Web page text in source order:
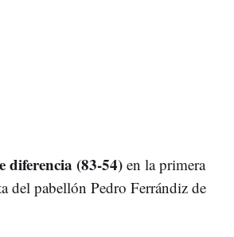
diferencia (83-54)en la primera
del pabellón Pedro Ferrándiz de